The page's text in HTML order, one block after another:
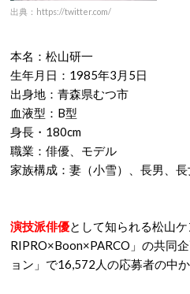
出典：https://twitter.com/
本名：松山研一
生年月日：1985年3月5日
出身地：青森県むつ市
血液型：B型
身長・180cm
職業：俳優、モデル
家族構成：妻（小雪）、長男、長
演技派俳優として知られる松山
RIPRO×Boon×PARCO」の共同
ョン」で16,572人の応募者の中